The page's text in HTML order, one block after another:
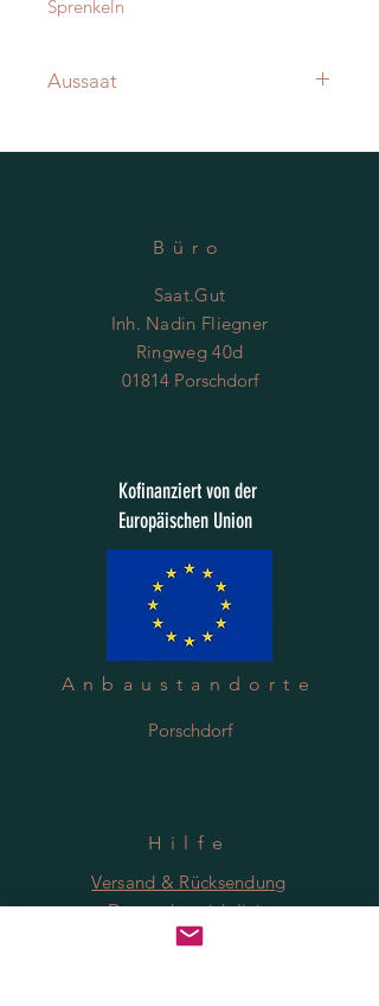
Sprenkeln
Aussaat
Büro
Saat.Gut
Inh. Nadin Fliegner
Ringweg 40d
01814 Porschdorf
Kofinanziert von der
Europäischen Union
Anbaustandorte
Porschdorf
Hilfe
Versand & Rücksendung
Datenschutzrichtlinie
FAQ